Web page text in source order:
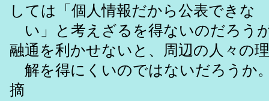
しては「個人情報だから公表できな
い」と考えざるを得ないのだろう
融通を利かせないと、周辺の人々の理
解を得にくいのではないだろうか
摘